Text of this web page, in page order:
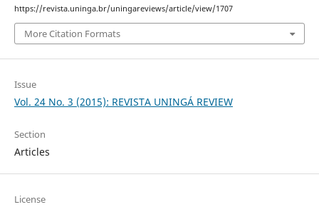
https://revista.uninga.br/uningareviews/article/view/1707
More Citation Formats
Issue
Vol. 24 No. 3 (2015): REVISTA UNINGÁ REVIEW
Section
Articles
License